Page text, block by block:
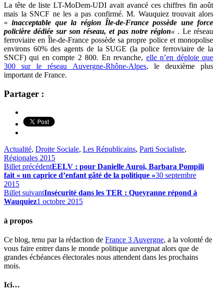
La tête de liste LT-MoDem-UDI avait avancé ces chiffres fin août
mais la SNCF ne les a pas confirmé. M. Wauquiez trouvait alors
«inacceptable que la région Île-de-France possède une force
policière dédiée sur son réseau, et pas notre région« . Le réseau
ferroviaire en Île-de-France possède sa propre police et monopolise
environs 60% des agents de la SUGE (la police ferroviaire de la
SNCF) qui en compte 2 800. En revanche, elle n’en déploie que
300 sur le réseau Auvergne-Rhône-Alpes, le deuxième plus
important de France.
Partager :
Actualité, Droite Sociale, Les Républicains, Parti Socialiste,
Régionales 2015
Billet précédentEELV : pour Danielle Auroi, Barbara Pompili
fait « un caprice d’enfant gâté de la politique »30 septembre
2015
Billet suivantInsécurité dans les TER : Queyranne répond à
Wauquiez1 octobre 2015
à propos
Ce blog, tenu par la rédaction de France 3 Auvergne, a la volonté de
vous faire entrer dans le monde politique auvergnat alors que de
grandes échéances électorales nous attendent dans les prochains
mois.
Ici…